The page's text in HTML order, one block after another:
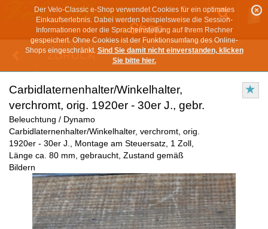
Der Velo-Classic e-Shop verwendet Cookies für ein optimales
Einkaufserlebnis. Dabei werden beispielsweise die Session-
Informationen oder die Spracheinstellung auf Ihrem Rechner
gespeichert. Ohne Cookies ist der Funktionsumfang des Online-
Shops eingeschränkt. Sind Sie damit nicht einverstanden, klicken
Sie bitte hier.
ZURÜCK
Carbidlaternenhalter/Winkelhalter,
verchromt, orig. 1920er - 30er J., gebr.
Beleuchtung / Dynamo
Carbidlaternenhalter/Winkelhalter, verchromt, orig.
1920er - 30er J., Montage am Steuersatz, 1 Zoll,
Länge ca. 80 mm, gebraucht, Zustand gemäß
Bildern